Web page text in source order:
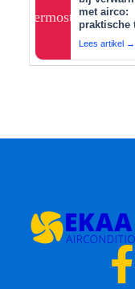
thermostatmet airco:
praktische
Lees artikel →
F